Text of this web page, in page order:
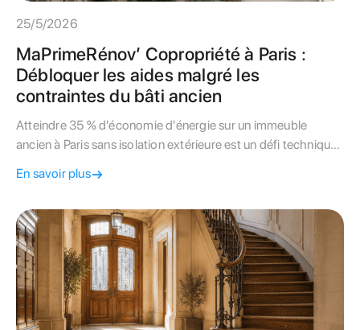
25/5/2026
MaPrimeRénov’ Copropriété à Paris :
Débloquer les aides malgré les
contraintes du bâti ancien
Atteindre 35 % d'économie d'énergie sur un immeuble
ancien à Paris sans isolation extérieure est un défi technique.
Copropriété.
En savoir plus